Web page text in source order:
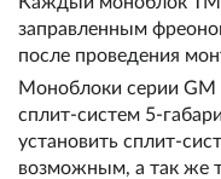
заправленным
после проведения
Моноблоки серии GM
сплит-систем 5-
установить сплит-
возможным, а так же